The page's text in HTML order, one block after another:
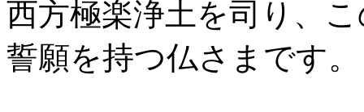
西方極楽浄土を司り、
誓願を持つ仏さまです。